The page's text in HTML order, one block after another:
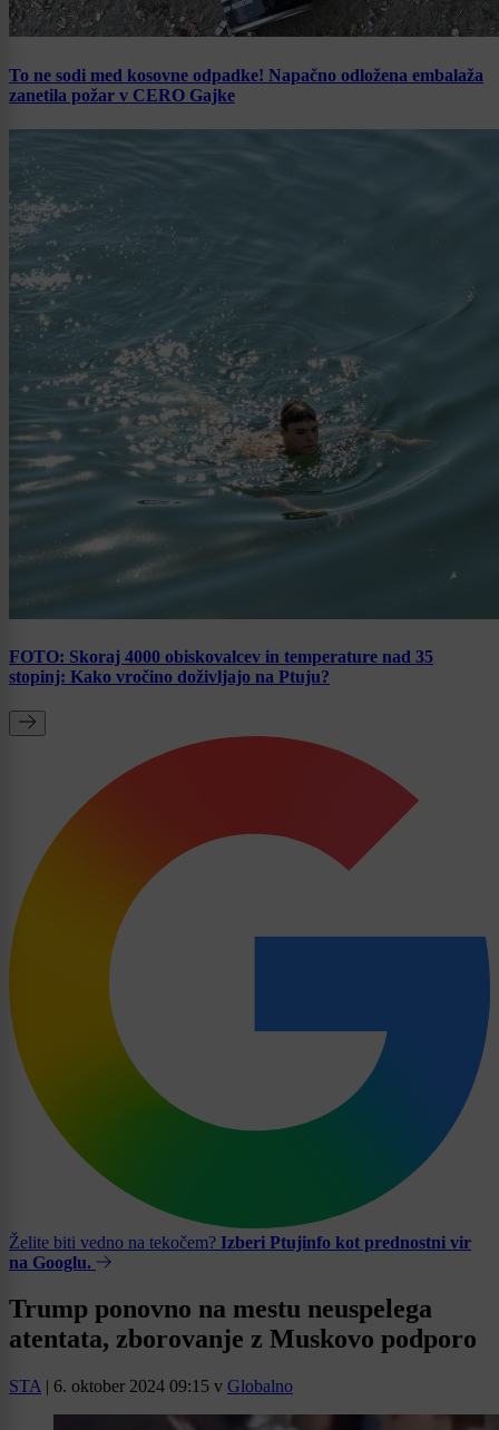
To ne sodi med kosovne odpadke! Napačno odložena embalaža
zanetila požar v CERO Gajke
FOTO: Skoraj 4000 obiskovalcev in temperature nad 35
stopinj: Kako vročino doživljajo na Ptuju?
Želite biti vedno na tekočem? Izberi Ptujinfo kot prednostni vir
na Googlu.
Trump ponovno na mestu neuspelega
atentata, zborovanje z Muskovo podporo
STA | 6. oktober 2024 09:15 v Globalno